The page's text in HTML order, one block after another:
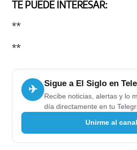
TE PUEDE INTERESAR:
**
**
✈ Sigue a El Siglo en
Recibe noticias, alertas y lo
día directamente en tu
Unirme al canal